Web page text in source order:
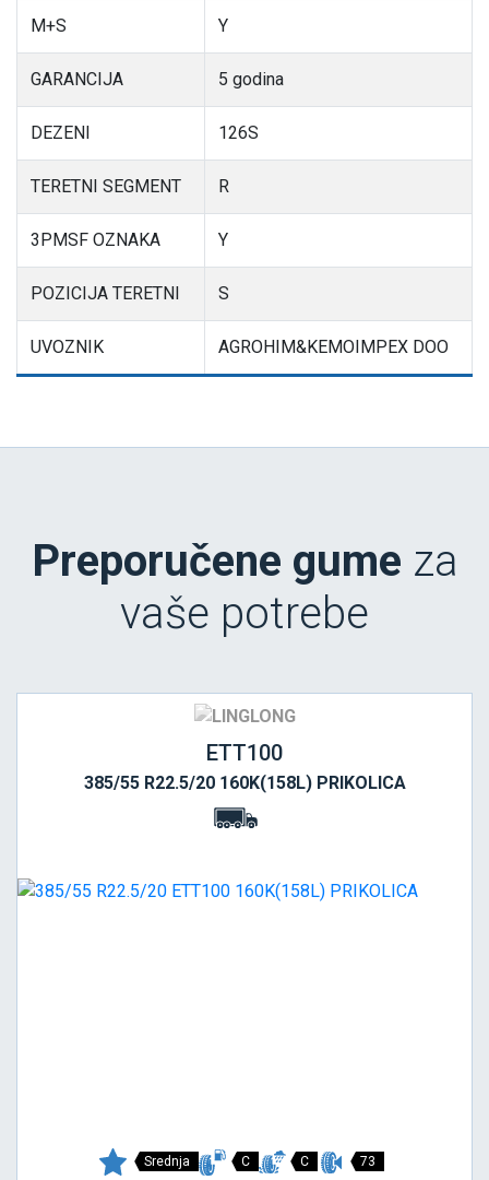
M+S Y
GARANCIJA 5 godina
DEZENI 126S
TERETNI SEGMENT R
3PMSF OZNAKA Y
POZICIJA TERETNI S
UVOZNIK AGROHIM&KEMOIMPEX DOO
Preporučene gume za
vaše potrebe
ETT100
385/55 R22.5/20 160K(158L) PRIKOLICA
Srednja C C 73